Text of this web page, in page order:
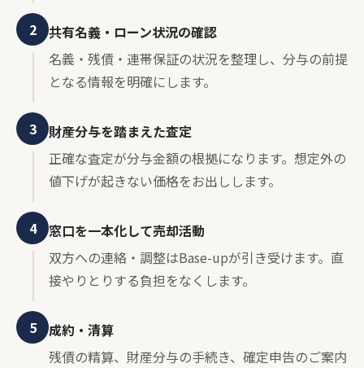
2
共有名義・ローン状況の確認
名義・残債・連帯保証の状況を整理し、分与の前提
となる情報を明確にします。
3
財産分与を踏まえた査定
正確な査定が分与金額の根拠になります。想定外の
値下げが起きない価格をお出しします。
4
窓口を一本化して売却活動
双方への連絡・調整はBase-upが引き受けます。直
接やりとりする負担をなくします。
5
成約・清算
残債の精算、財産分与の手続き、確定申告のご案内